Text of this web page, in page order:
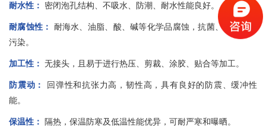
耐水性： 密闭泡孔结构、不吸水、防潮、耐水性能良好。
耐腐蚀性：
耐海水、油脂、酸、碱等化学品腐蚀，抗菌、无毒、无
污染。
加工性： 无接头，且易于进行热压、剪裁、涂胶、贴合等加工。
防震动：
回弹性和抗张力高，韧性高，具有良好的防震、缓冲性
能。
保温性： 隔热，保温防寒及低温性能优异，可耐严寒和曝晒。